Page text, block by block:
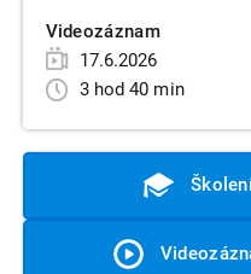
Videozáznam
17.6.2026
3 hod 40 min